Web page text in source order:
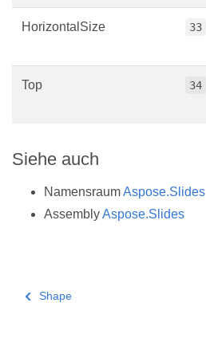
HorizontalSize 33
Top 34
Siehe auch
NamensraumAspose.Slides
AssemblyAspose.Slides
Shape